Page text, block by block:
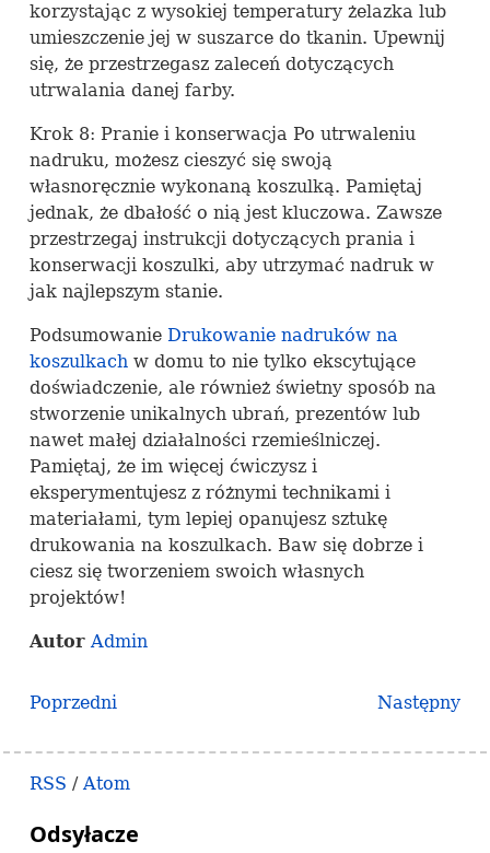
korzystając z wysokiej temperatury żelazka lub
umieszczenie jej w suszarce do tkanin. Upewnij
się, że przestrzegasz zaleceń dotyczących
utrwalania danej farby.
Krok 8: Pranie i konserwacja Po utrwaleniu
nadruku, możesz cieszyć się swoją
własnoręcznie wykonaną koszulką. Pamiętaj
jednak, że dbałość o nią jest kluczowa. Zawsze
przestrzegaj instrukcji dotyczących prania i
konserwacji koszulki, aby utrzymać nadruk w
jak najlepszym stanie.
Podsumowanie Drukowanie nadruków na
koszulkachw domu to nie tylko ekscytujące
doświadczenie, ale również świetny sposób na
stworzenie unikalnych ubrań, prezentów lub
nawet małej działalności rzemieślniczej.
Pamiętaj, że im więcej ćwiczysz i
eksperymentujesz z różnymi technikami i
materiałami, tym lepiej opanujesz sztukę
drukowania na koszulkach. Baw się dobrze i
ciesz się tworzeniem swoich własnych
projektów!
AutorAdmin
Poprzedni Następny
RSS /Atom
Odsyłacze